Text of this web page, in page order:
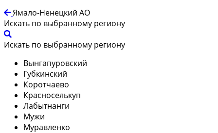
Ямало-Ненецкий АО
Искать по выбранному региону
Искать по выбранному региону
Вынгапуровский
Губкинский
Коротчаево
Красноселькуп
Лабытнанги
Мужи
Муравленко